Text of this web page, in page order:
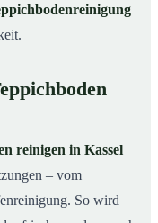
reinigen in Kassel
– vom
So wird